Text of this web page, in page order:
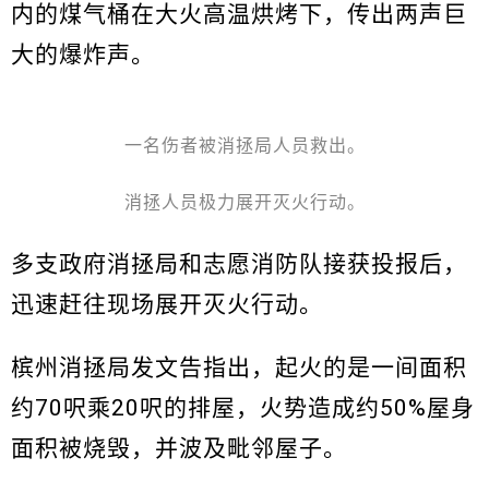
内的煤气桶在大火高温烘烤下，传出两声巨
大的爆炸声。
一名伤者被消拯局人员救出。
消拯人员极力展开灭火行动。
多支政府消拯局和志愿消防队接获投报后，
迅速赶往现场展开灭火行动。
槟州消拯局发文告指出，起火的是一间面积
约70呎乘20呎的排屋，火势造成约50%屋身
面积被烧毁，并波及毗邻屋子。